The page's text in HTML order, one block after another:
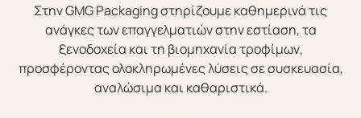
Στην GMG Packaging στηρίζουμε καθημερινά τις
ανάγκες των επαγγελματιών στην εστίαση, τα
ξενοδοχεία και τη βιομηχανία τροφίμων,
προσφέροντας ολοκληρωμένες λύσεις σε συσκευασία,
αναλώσιμα και καθαριστικά.